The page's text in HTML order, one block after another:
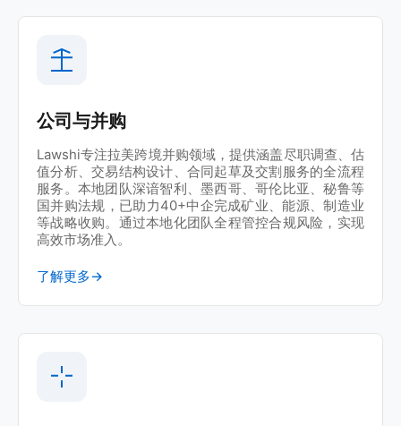
工业制造 | 厄瓜多尔
Lawshi为中国铁建提供厄瓜多尔税务与法律合规专业
能源设备 | 智利
Lawshi为贵州捷盛钻具股份有限公司（股票代码：
871645）提供智利公司注册及合规服务
投资合规 | 秘鲁
Lawshi为沈阳远大智能工业集团（002689.SZ）提
完成墨西哥子公司设立及全流程合规落地
工程技术 | 墨西哥
公司与并购
Lawshi专注拉美跨境并购领域，提供涵盖尽职调查、估
值分析、交易结构设计、合同起草及交割服务的全流程
服务。本地团队深谙智利、墨西哥、哥伦比亚、秘鲁等
国并购法规，已助力40+中企完成矿业、能源、制造业
等战略收购。通过本地化团队全程管控合规风险，实现
高效市场准入。
了解更多→